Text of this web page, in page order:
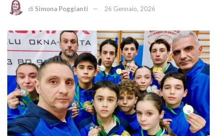
di Simona Poggianti 26 Gennaio, 2026